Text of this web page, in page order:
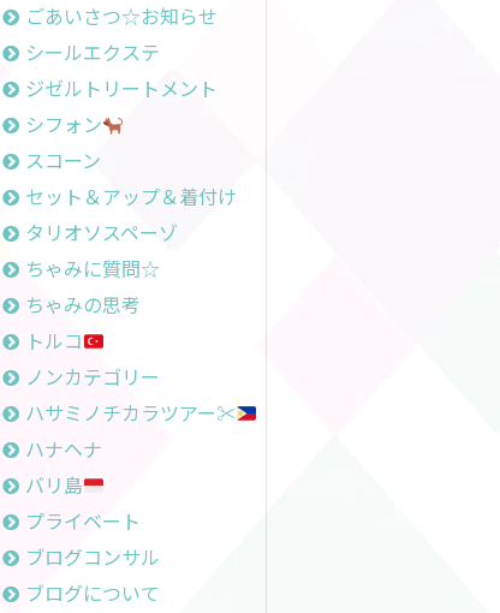
ごあいさつ☆お知らせ
シールエクステ
ジゼルトリートメント
シフォン
スコーン
セット＆アップ＆着付け
タリオソスペーゾ
ちゃみに質問☆
ちゃみの思考
トルコ
ノンカテゴリー
ハサミノチカラツアー✂︎
ハナヘナ
バリ島
プライベート
ブログコンサル
ブログについて